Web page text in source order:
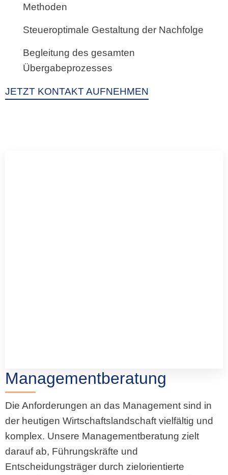
Methoden
Steueroptimale Gestaltung der Nachfolge
Begleitung des gesamten
Übergabeprozesses
JETZT KONTAKT AUFNEHMEN
Managementberatung
Die Anforderungen an das Management sind in
der heutigen Wirtschaftslandschaft vielfältig und
komplex. Unsere Managementberatung zielt
darauf ab, Führungskräfte und
Entscheidungsträger durch zielorientierte